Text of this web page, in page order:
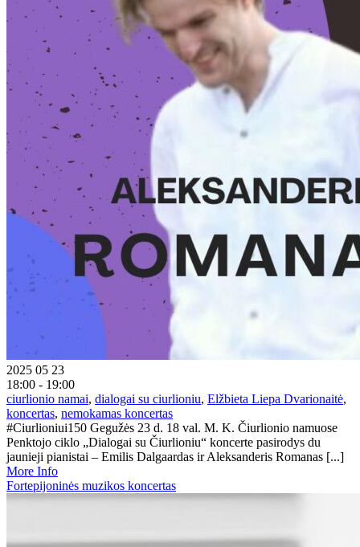
2025 05 23
18:00 - 19:00
ciurlionio namai, dialogai su ciurlioniu, Elžbieta Liepa Dvarionaitė,
koncertas, nemokamas koncertas
#Ciurlioniui150 Gegužės 23 d. 18 val. M. K. Čiurlionio namuose
Penktojo ciklo „Dialogai su Čiurlioniu“ koncerte pasirodys du
jaunieji pianistai – Emilis Dalgaardas ir Aleksanderis Romanas [...]
More Info
Fortepijoninės muzikos koncertas